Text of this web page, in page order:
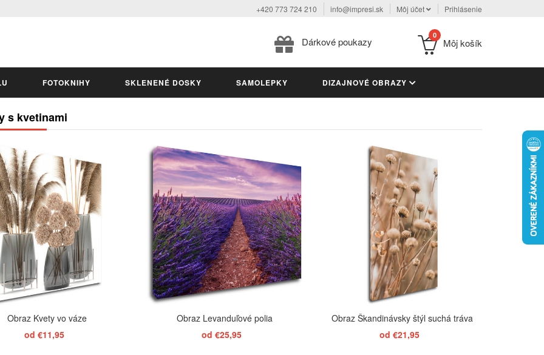
+420 773 724 210 info@impresi.sk Môj účet Prihlásenie
Dárkové poukazy
0
Môj košík
FOTOKNIHY SKLENENÉ DOSKY SAMOLEPKY DIZAJNOVÉ OBRAZY
s kvetinami
Obraz Kvety vo váze
od €11,95
Obraz Levanduľové polia
od €25,95
Obraz Škandinávsky štýl suchá tráva
od €21,95